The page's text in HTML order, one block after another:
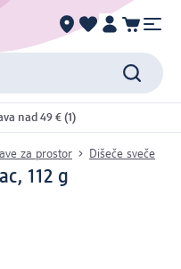
nad 49 € (1)
za prostor Dišeče sveče
112 g